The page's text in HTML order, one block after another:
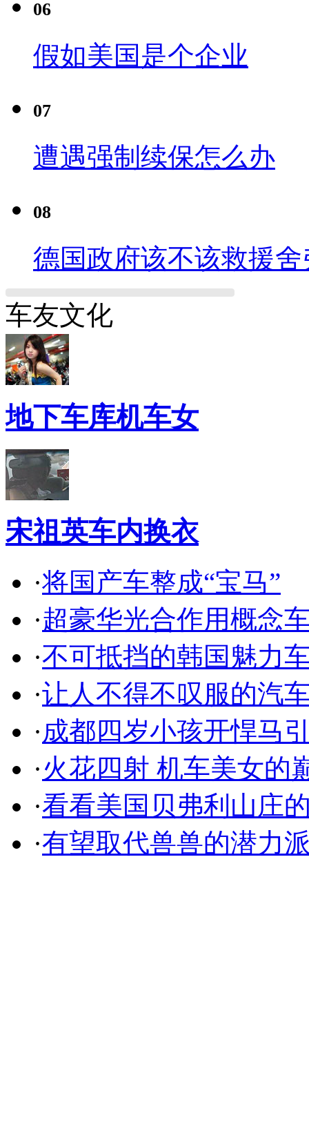
06
假如美国是个企业
07
遭遇强制续保怎么办
08
德国政府该不该救援舍
车友文化
地下车库机车女
宋祖英车内换衣
·将国产车整成“宝马”
·超豪华光合作用概念
·不可抵挡的韩国魅力
·让人不得不叹服的汽
·成都四岁小孩开悍马
·火花四射 机车美女的
·看看美国贝弗利山庄
·有望取代兽兽的潜力